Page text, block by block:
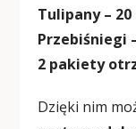
Tulipany –
Przebiśniegi
2 pakiety
Dzięki nim